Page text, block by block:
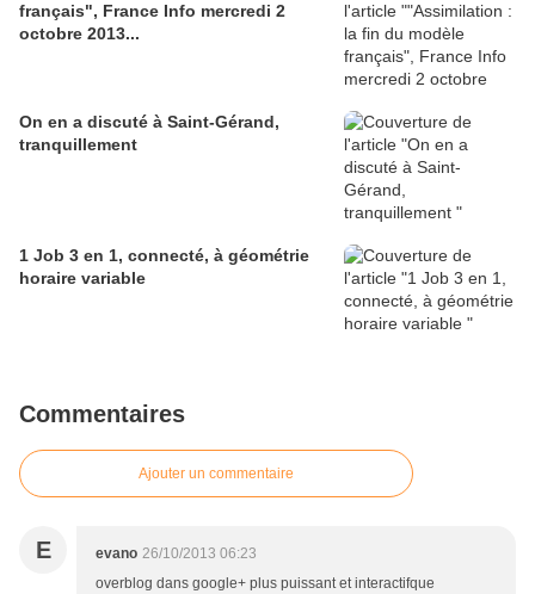
français", France Info mercredi 2
octobre 2013...
On en a discuté à Saint-Gérand,
tranquillement
1 Job 3 en 1, connecté, à géométrie
horaire variable
Commentaires
Ajouter un commentaire
E evano 26/10/2013 06:23
overblog dans google+ plus puissant et interactifque